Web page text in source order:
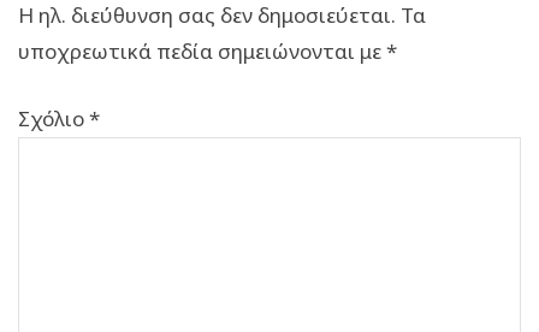
Η ηλ. διεύθυνση σας δεν δημοσιεύεται. Τα
υποχρεωτικά πεδία σημειώνονται με*
Σχόλιο*